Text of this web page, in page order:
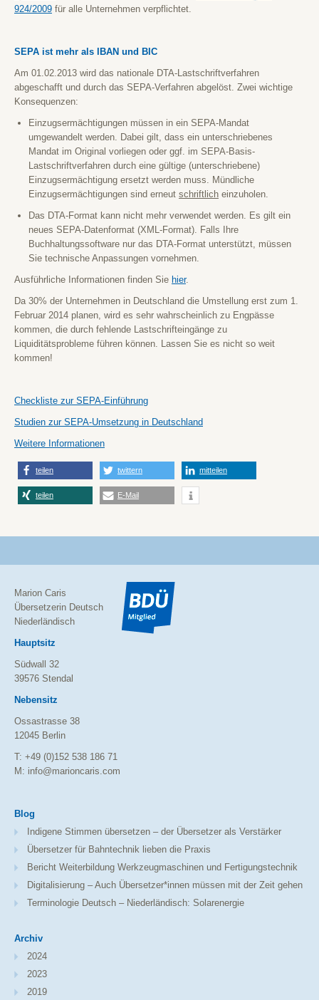
924/2009 für alle Unternehmen verpflichtet.
SEPA ist mehr als IBAN und BIC
Am 01.02.2013 wird das nationale DTA-Lastschriftverfahren
abgeschafft und durch das SEPA-Verfahren abgelöst. Zwei wichtige
Konsequenzen:
Einzugsermächtigungen müssen in ein SEPA-Mandat
umgewandelt werden. Dabei gilt, dass ein unterschriebenes
Mandat im Original vorliegen oder ggf. im SEPA-Basis-
Lastschriftverfahren durch eine gültige (unterschriebene)
Einzugsermächtigung ersetzt werden muss. Mündliche
Einzugsermächtigungen sind erneut schriftlich einzuholen.
Das DTA-Format kann nicht mehr verwendet werden. Es gilt ein
neues SEPA-Datenformat (XML-Format). Falls Ihre
Buchhaltungssoftware nur das DTA-Format unterstützt, müssen
Sie technische Anpassungen vornehmen.
Ausführliche Informationen finden Sie hier.
Da 30% der Unternehmen in Deutschland die Umstellung erst zum 1.
Februar 2014 planen, wird es sehr wahrscheinlich zu Engpässe
kommen, die durch fehlende Lastschrifteingänge zu
Liquiditätsprobleme führen können. Lassen Sie es nicht so weit
kommen!
Checkliste zur SEPA-Einführung
Studien zur SEPA-Umsetzung in Deutschland
Weitere Informationen
teilen twittern mitteilen
teilen E-Mail
Marion Caris
Übersetzerin Deutsch
Niederländisch
Hauptsitz
Südwall 32
39576 Stendal
Nebensitz
Ossastrasse 38
12045 Berlin
T: +49 (0)152 538 186 71
M: info@marioncaris.com
Blog
Indigene Stimmen übersetzen – der Übersetzer als Verstärker
Übersetzer für Bahntechnik lieben die Praxis
Bericht Weiterbildung Werkzeugmaschinen und Fertigungstechnik
Digitalisierung – Auch Übersetzer*innen müssen mit der Zeit gehen
Terminologie Deutsch – Niederländisch: Solarenergie
Archiv
2024
2023
2019